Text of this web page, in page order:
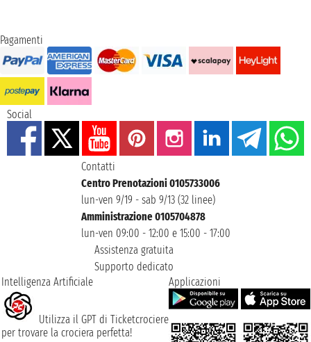
Pagamenti
Social
Contatti
Centro Prenotazioni 0105733006
lun-ven 9/19 - sab 9/13 (32 linee)
Amministrazione 0105704878
lun-ven 09:00 - 12:00 e 15:00 - 17:00
Assistenza gratuita
Supporto dedicato
Intelligenza Artificiale
Utilizza il GPT di Ticketcrociere
per trovare la crociera perfetta!
Applicazioni